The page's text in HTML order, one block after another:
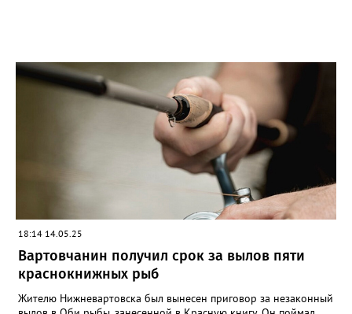
18:14 14.05.25
Вартовчанин получил срок за вылов пяти
краснокнижных рыб
Жителю Нижневартовска был вынесен приговор за незаконный